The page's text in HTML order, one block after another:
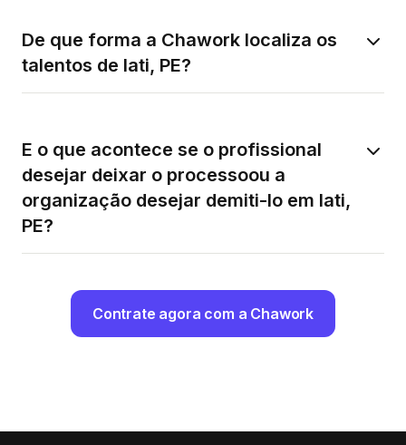
De que forma a Chawork localiza os
talentos de Iati, PE?
E o que acontece se o profissional
desejar deixar o processoou a
organização desejar demiti-lo em Iati,
PE?
Contrate agora com a Chawork